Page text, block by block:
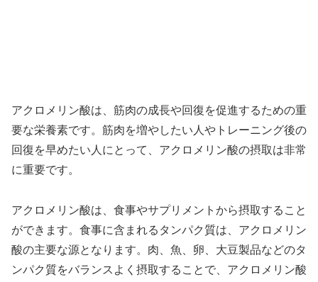
アクロメリン酸は、筋肉の成長や回復を促進するための重
要な栄養素です。筋肉を増やしたい人やトレーニング後の
回復を早めたい人にとって、アクロメリン酸の摂取は非常
に重要です。
アクロメリン酸は、食事やサプリメントから摂取すること
ができます。食事に含まれるタンパク質は、アクロメリン
酸の主要な源となります。肉、魚、卵、大豆製品などのタ
ンパク質をバランスよく摂取することで、アクロメリン酸